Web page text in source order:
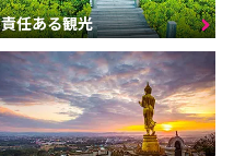
責任ある観光